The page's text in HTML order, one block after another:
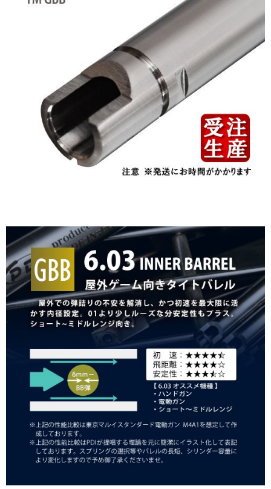
若您對於個人資料之處理、利用有任何疑問，或欲行使相關法律權利，請聯
繫恩沛科技股份有限公司。若您不同意我們將上開所示之個人資料，連同必
要之購買訂單資訊提供予 AFTEE ，或讓 AFTEE 蒐集處理利用您的個人資